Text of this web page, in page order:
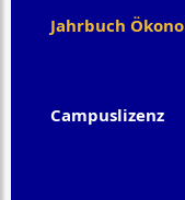
Campuslizenz
Jahrbuch